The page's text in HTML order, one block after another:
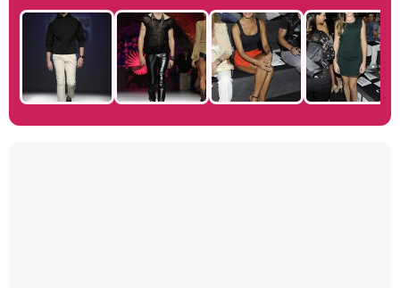
Manu Baqueiro: "Tuve como referente a Bruce Willis en 'Luz de Luna' para mi trabajo en la serie 'Perdiendo el juicio'"